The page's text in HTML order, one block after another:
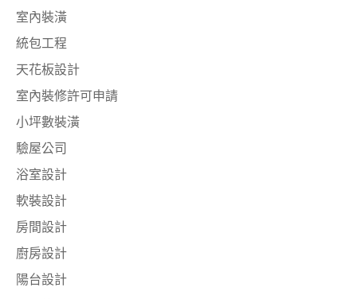
室內裝潢
統包工程
天花板設計
室內裝修許可申請
小坪數裝潢
驗屋公司
浴室設計
軟裝設計
房間設計
廚房設計
陽台設計